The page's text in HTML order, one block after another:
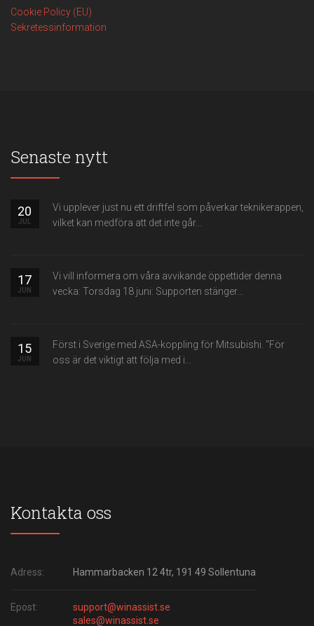
Cookie Policy (EU)
Sekretessinformation
Senaste nytt
20
JUL
Vi upplever just nu ett driftfel som påverkar teknikerappen,
vilket kan medföra att det inte går...
17
JUN
Vi vill informera om våra avvikande öppettider denna
vecka: Torsdag 18 juni: Supporten stänger...
15
JUN
Först i Sverige med ASA-koppling för Mitsubishi. "För
oss är det viktigt att följa med i...
Kontakta oss
Adress: Hammarbacken 12 4tr, 191 49 Sollentuna
Epost:
support@winassist.se
sales@winassist.se